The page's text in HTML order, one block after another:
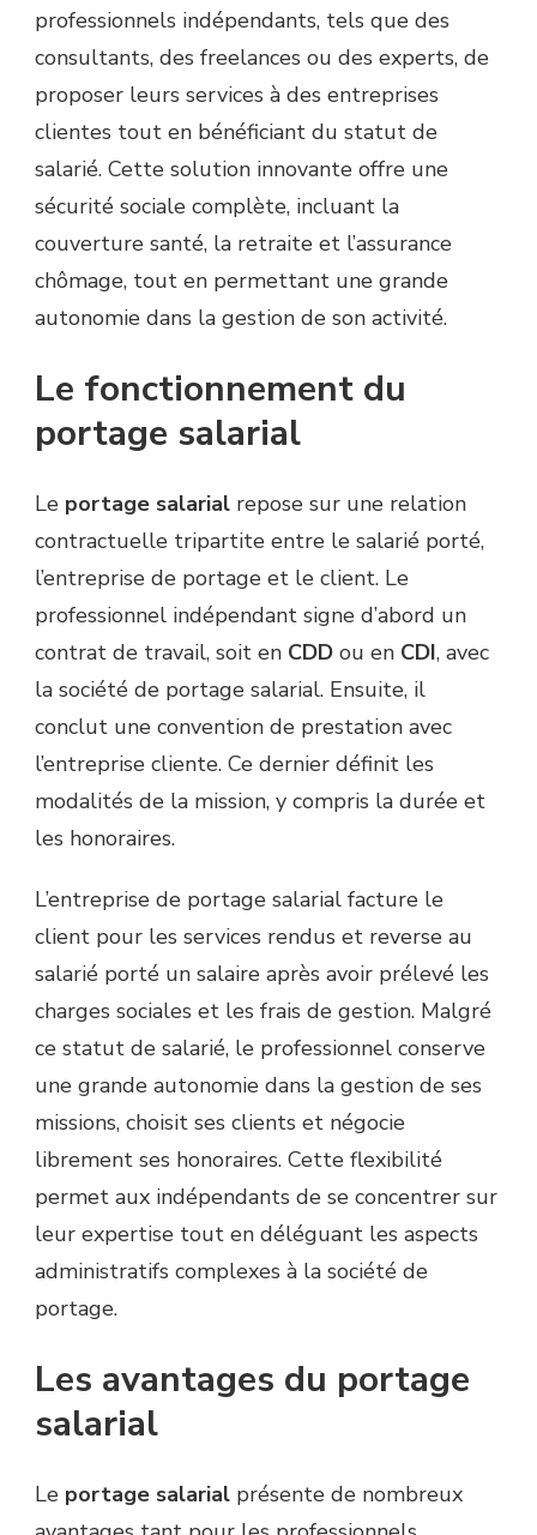
professionnels indépendants, tels que des
consultants, des freelances ou des experts, de
proposer leurs services à des entreprises
clientes tout en bénéficiant du statut de
salarié. Cette solution innovante offre une
sécurité sociale complète, incluant la
couverture santé, la retraite et l’assurance
chômage, tout en permettant une grande
autonomie dans la gestion de son activité.
Le fonctionnement du
portage salarial
Le portage salarial repose sur une relation
contractuelle tripartite entre le salarié porté,
l’entreprise de portage et le client. Le
professionnel indépendant signe d’abord un
contrat de travail, soit en CDD ou en CDI, avec
la société de portage salarial. Ensuite, il
conclut une convention de prestation avec
l’entreprise cliente. Ce dernier définit les
modalités de la mission, y compris la durée et
les honoraires.
L’entreprise de portage salarial facture le
client pour les services rendus et reverse au
salarié porté un salaire après avoir prélevé les
charges sociales et les frais de gestion. Malgré
ce statut de salarié, le professionnel conserve
une grande autonomie dans la gestion de ses
missions, choisit ses clients et négocie
librement ses honoraires. Cette flexibilité
permet aux indépendants de se concentrer sur
leur expertise tout en déléguant les aspects
administratifs complexes à la société de
portage.
Les avantages du portage
salarial
Le portage salarial présente de nombreux